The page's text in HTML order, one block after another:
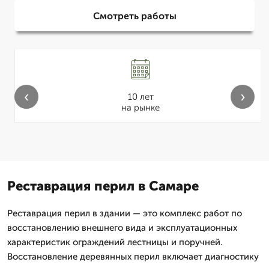
Смотреть работы
10 лет
на рынке
‹ ›
Реставрация перил в Самаре
Реставрация перил в здании — это комплекс работ по
восстановлению внешнего вида и эксплуатационных
характеристик ограждений лестницы и поручней.
Восстановление деревянных перил включает диагностику